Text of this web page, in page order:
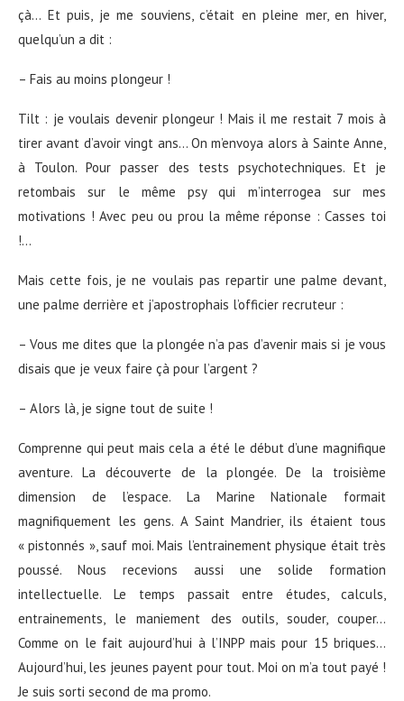
çà… Et puis, je me souviens, c’était en pleine mer, en hiver,
quelqu’un a dit :
– Fais au moins plongeur !
Tilt : je voulais devenir plongeur ! Mais il me restait 7 mois à
tirer avant d’avoir vingt ans… On m’envoya alors à Sainte Anne,
à Toulon. Pour passer des tests psychotechniques. Et je
retombais sur le même psy qui m’interrogea sur mes
motivations ! Avec peu ou prou la même réponse : Casses toi
!…
Mais cette fois, je ne voulais pas repartir une palme devant,
une palme derrière et j’apostrophais l’officier recruteur :
– Vous me dites que la plongée n’a pas d’avenir mais si je vous
disais que je veux faire çà pour l’argent ?
– Alors là, je signe tout de suite !
Comprenne qui peut mais cela a été le début d’une magnifique
aventure. La découverte de la plongée. De la troisième
dimension de l’espace. La Marine Nationale formait
magnifiquement les gens. A Saint Mandrier, ils étaient tous
« pistonnés », sauf moi. Mais l’entrainement physique était très
poussé. Nous recevions aussi une solide formation
intellectuelle. Le temps passait entre études, calculs,
entrainements, le maniement des outils, souder, couper…
Comme on le fait aujourd’hui à l’INPP mais pour 15 briques…
Aujourd’hui, les jeunes payent pour tout. Moi on m’a tout payé !
Je suis sorti second de ma promo.